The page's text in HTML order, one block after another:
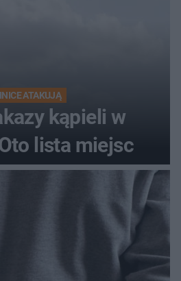
ATAKUJĄ
kąpieli w
lista miejsc